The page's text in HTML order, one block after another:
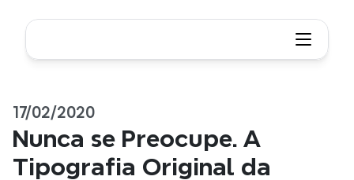
17/02/2020
Nunca se Preocupe. A
Tipografia Original da